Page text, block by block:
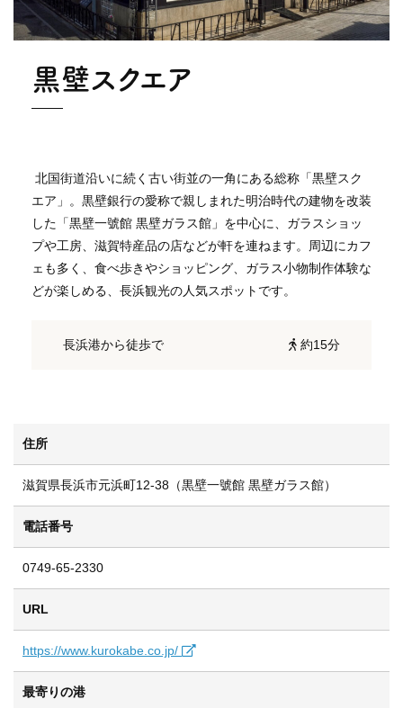
黒壁スクエア
北国街道沿いに続く古い街並の一角にある総称「黒壁スク
エア」。黒壁銀行の愛称で親しまれた明治時代の建物を改装
した「黒壁一號館 黒壁ガラス館」を中心に、ガラスショッ
プや工房、滋賀特産品の店などが軒を連ねます。周辺にカフ
ェも多く、食べ歩きやショッピング、ガラス小物制作体験な
どが楽しめる、長浜観光の人気スポットです。
長浜港から徒歩で 約15分
住所
滋賀県長浜市元浜町12-38（黒壁一號館 黒壁ガラス館）
電話番号
0749-65-2330
URL
https://www.kurokabe.co.jp/
最寄りの港